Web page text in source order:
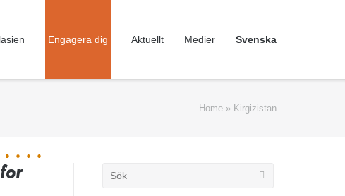
Engagera dig Aktuellt Medier Svenska
Home » Kirgizistan
Söka